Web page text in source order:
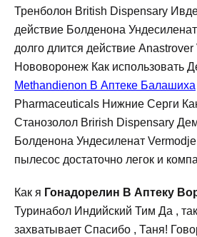
Тренболон British Dispensary
действие Болденона
долго длится действие
Нововоронеж Как использовать
Methandienon В Аптеке Балашиха
Pharmaceuticals Нижние Серги
Станозолол Brirish Dispensary
Болденона Ундесиленат
пылесос достаточно легок и
Как я Гонадорелин В Аптеку
Туринабол Индийский Тим Да ,
захватывает Спасибо , Таня!